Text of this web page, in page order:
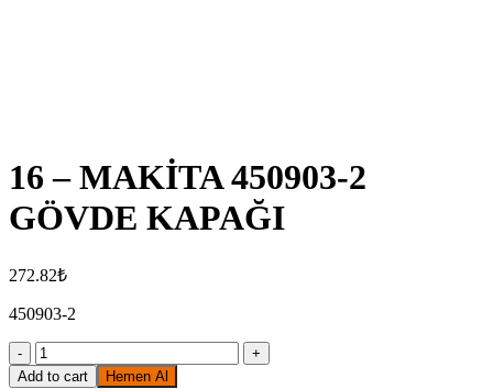
16 – MAKİTA 450903-2
GÖVDE KAPAĞI
272.82₺
450903-2
16
-
Add to cart Hemen Al